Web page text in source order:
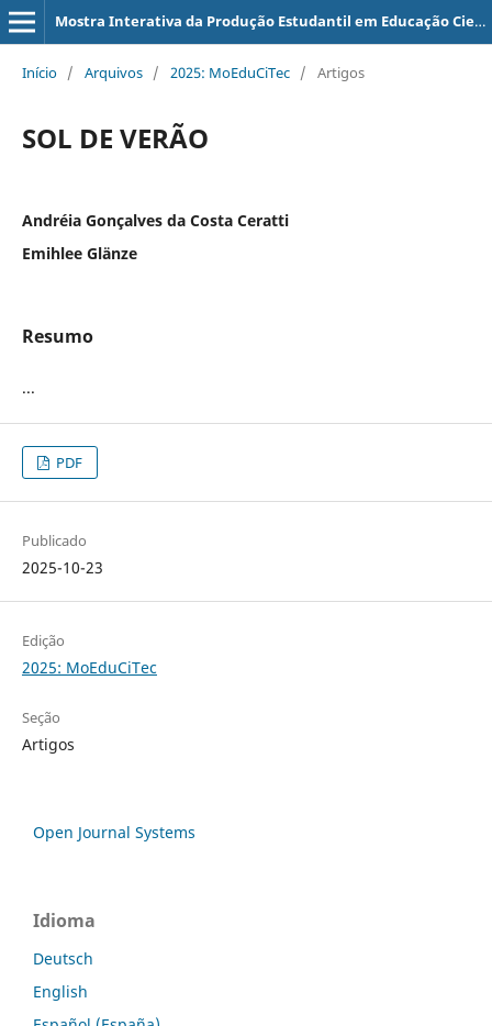
Mostra Interativa da Produção Estudantil em Educação Científica e Tecnológica
Início / Arquivos / 2025: MoEduCiTec / Artigos
SOL DE VERÃO
Andréia Gonçalves da Costa Ceratti
Emihlee Glänze
Resumo
...
PDF
Publicado
2025-10-23
Edição
2025: MoEduCiTec
Seção
Artigos
Open Journal Systems
Idioma
Deutsch
English